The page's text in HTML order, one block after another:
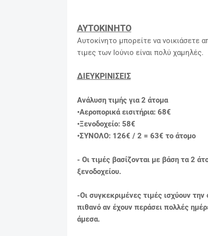
ΑΥΤΟΚΙΝΗΤΟ
Αυτοκίνητο μπορείτε να
τιμες των Ιούνιο είναι πολύ χαμηλές.
ΔΙΕΥΚΡΙΝΙΣΕΙΣ
Ανάλυση τιμής για 2 άτομα
•Αεροπορικά εισιτήρια: 68€
•Ξενοδοχείο: 58€
•ΣΥΝΟΛΟ: 126€ / 2 = 63€ το άτομο
- Οι τιμές βασίζονται με βάση τα 2
ξενοδοχείου.
-Οι συγκεκριμένες τιμές ισχύουν
πιθανό αν έχουν περάσει πολλές
άμεσα.